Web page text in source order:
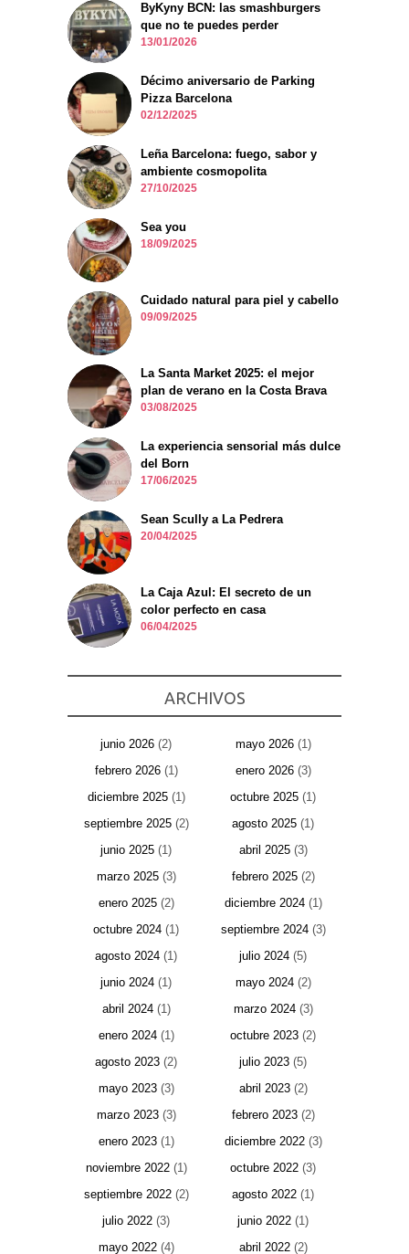
ByKyny BCN: las smashburgers
que no te puedes perder
13/01/2026
Décimo aniversario de Parking
Pizza Barcelona
02/12/2025
Leña Barcelona: fuego, sabor y
ambiente cosmopolita
27/10/2025
Sea you
18/09/2025
Cuidado natural para piel y cabello
09/09/2025
La Santa Market 2025: el mejor
plan de verano en la Costa Brava
03/08/2025
La experiencia sensorial más dulce
del Born
17/06/2025
Sean Scully a La Pedrera
20/04/2025
La Caja Azul: El secreto de un
color perfecto en casa
06/04/2025
ARCHIVOS
junio 2026 (2) mayo 2026(1)
febrero 2026(1) enero 2026(3)
diciembre 2025(1) octubre 2025 (1)
septiembre 2025(2) agosto 2025 (1)
junio 2025 (1) abril 2025(3)
marzo 2025(3) febrero 2025(2)
enero 2025(2) diciembre 2024(1)
octubre 2024 (1) septiembre 2024(3)
agosto 2024 (1) julio 2024 (5)
junio 2024 (1) mayo 2024(2)
abril 2024(1) marzo 2024(3)
enero 2024(1) octubre 2023 (2)
agosto 2023 (2) julio 2023 (5)
mayo 2023(3) abril 2023(2)
marzo 2023(3) febrero 2023(2)
enero 2023(1) diciembre 2022(3)
noviembre 2022(1) octubre 2022 (3)
septiembre 2022(2) agosto 2022 (1)
julio 2022 (3) junio 2022 (1)
mayo 2022(4) abril 2022(2)